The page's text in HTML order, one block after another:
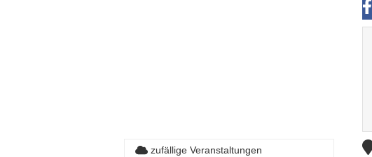
zufällige Veranstaltungen